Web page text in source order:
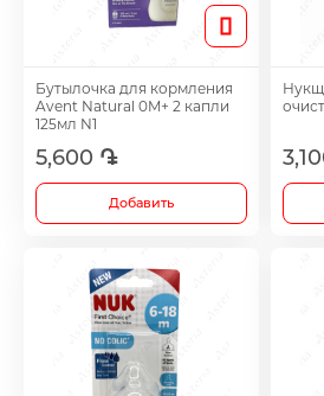
Vitamins for
Footh Care
Antidepressants
Все
Бутылочка для кормления
Avent Natural 0M+ 2 капли
125мл N1
5,600 ֏
Добавить